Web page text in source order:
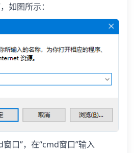
如图所示：
窗口”，在“cmd窗口”输入